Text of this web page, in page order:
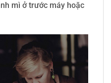
mì ở trước máy hoặc